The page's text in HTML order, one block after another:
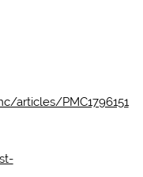
articles/PMC1796151